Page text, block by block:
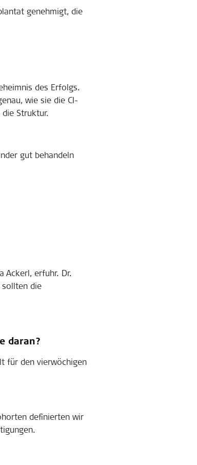
genehmigt, die
des Erfolgs.
wie sie die CI-
Struktur.
gut behandeln
Ackerl, erfuhr. Dr.
sollten die
daran?
für den vierwöchigen
definierten wir